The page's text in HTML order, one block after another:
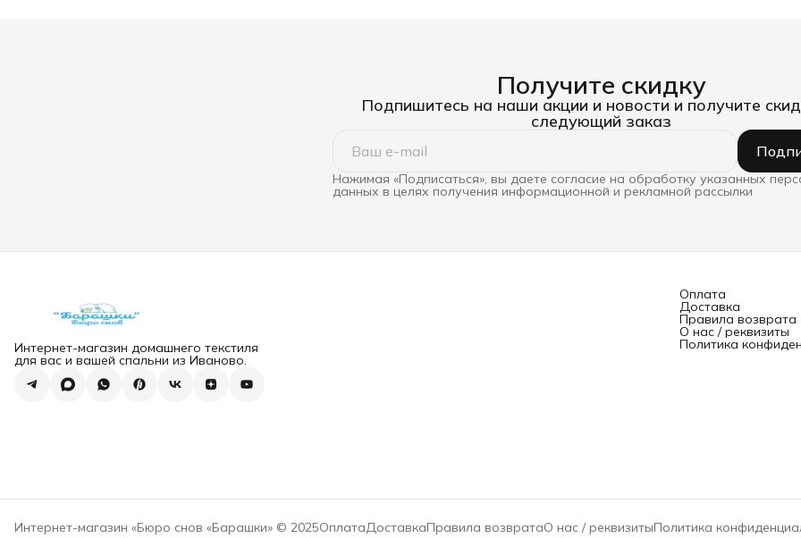
Получите скидку
Подпишитесь на наши акции и новости и получите
следующий заказ
Нажимая «Подписаться», вы даете согласие на обработку указанных
данных в целях получения информационной и рекламной рассылки
Интернет-магазин домашнего текстиля
для вас и вашей спальни из Иваново.
Оплата
Доставка
Правила возврата
О нас / реквизиты
Политика
Интернет-магазин «Бюро снов «Барашки» © 2025ОплатаДоставкаПравила возвратаО нас / реквизитыПолитика